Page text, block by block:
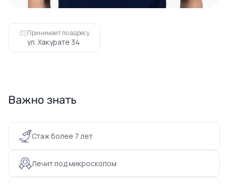
Принимает по адресу
ул. Хакурате 34
Важно знать
Стаж более 7 лет
Лечит под микроскопом